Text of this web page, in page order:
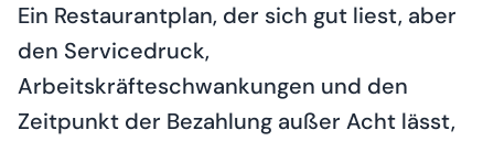
Ein Restaurantplan, der sich gut liest, aber
den Servicedruck,
Arbeitskräfteschwankungen und den
Zeitpunkt der Bezahlung außer Acht lässt,